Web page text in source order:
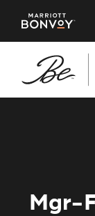
Mgr-